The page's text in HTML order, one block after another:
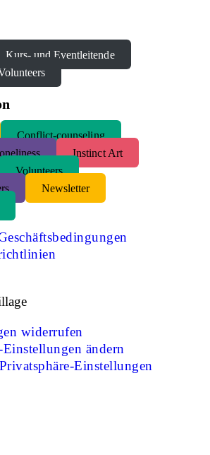
Kurs- und Eventleitende
Conflict-counseling
Instinct Art
Volunteers
Newsletter
widerrufen
ändern
Einstellungen